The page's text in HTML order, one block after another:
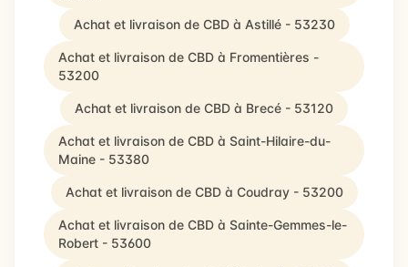
Achat et livraison de CBD à Astillé - 53230
Achat et livraison de CBD à Fromentières -
53200
Achat et livraison de CBD à Brecé - 53120
Achat et livraison de CBD à Saint-Hilaire-du-
Maine - 53380
Achat et livraison de CBD à Coudray - 53200
Achat et livraison de CBD à Sainte-Gemmes-le-
Robert - 53600